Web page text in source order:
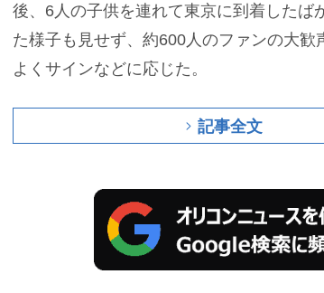
後、6人の子供を連れて東京に到着したば
た様子も見せず、約600人のファンの大歓
よくサインなどに応じた。
記事全文